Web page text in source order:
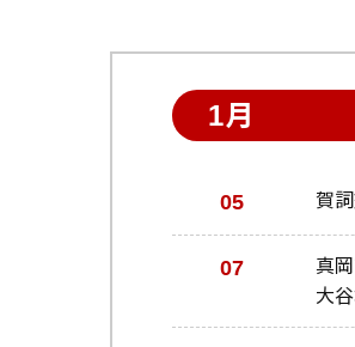
1月
05 賀
07
真
大